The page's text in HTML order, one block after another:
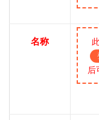
名称
后